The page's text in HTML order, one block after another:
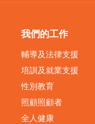
我們的工作
輔導及法律支援
培訓及就業支援
性別教育
照顧照顧者
全人健康